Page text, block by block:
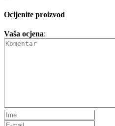
Ocijenite proizvod
Vaša ocjena: